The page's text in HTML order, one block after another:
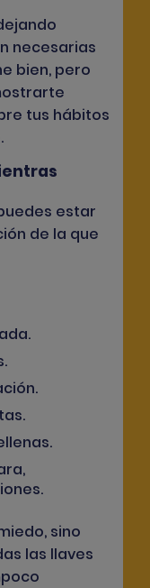
necesarias
bien, pero
tus hábitos
estar
de la que
sino
las llaves